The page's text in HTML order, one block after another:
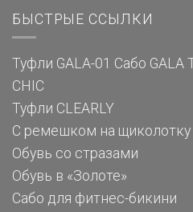
БЫСТРЫЕ ССЫЛКИ
Туфли GALA-01 Сабо GALA
CHIC
Туфли CLEARLY
С ремешком на щиколотку
Обувь со стразами
Обувь в «Золоте»
Сабо для фитнес-бикини